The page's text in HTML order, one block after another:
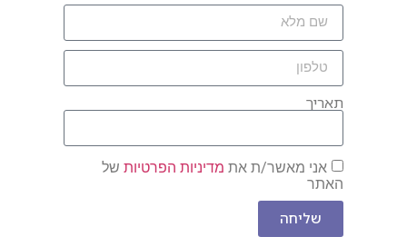
תאריך
אני מאשר/ת את מדיניות הפרטיות של
האתר
שליחה